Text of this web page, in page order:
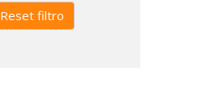
Reset filtro